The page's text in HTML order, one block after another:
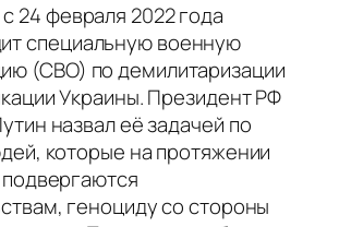
24 февраля 2022 года
специальную военную
(СВО) по демилитаризации
Украины. Президент РФ
назвал её задачей по
которые на протяжении
геноциду со стороны